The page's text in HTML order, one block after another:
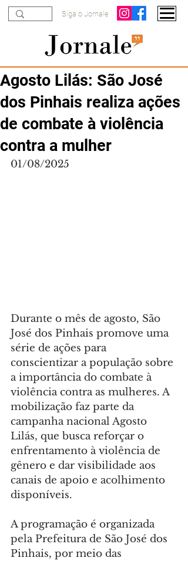
Siga o Jornale
Agosto Lilás: São José
dos Pinhais realiza ações
de combate à violência
contra a mulher
01/08/2025
Durante o mês de agosto, São
José dos Pinhais promove uma
série de ações para
conscientizar a população sobre
a importância do combate à
violência contra as mulheres. A
mobilização faz parte da
campanha nacional Agosto
Lilás, que busca reforçar o
enfrentamento à violência de
gênero e dar visibilidade aos
canais de apoio e acolhimento
disponíveis.
A programação é organizada
pela Prefeitura de São José dos
Pinhais, por meio das